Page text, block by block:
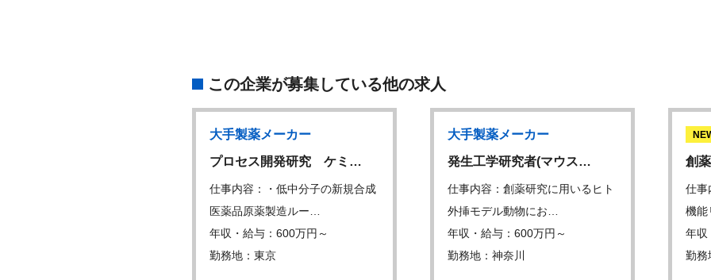
この企業が募集している他の求人
大手製薬メーカー
プロセス開発研究 ケミ…
仕事内容：・低中分子の新規合成
医薬品原薬製造ルー…
年収・給与：600万円～
勤務地：東京
大手製薬メーカー
発生工学研究者(マウス…
仕事内容：創薬研究に用いるヒト
外挿モデル動物にお…
年収・給与：600万円～
勤務地：神奈川
創
仕事
機能
年収
勤務